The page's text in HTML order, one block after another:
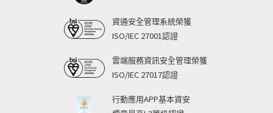
資通安全管理系統榮獲
ISO/IEC 27001認證
雲端服務資訊安全管理榮獲
ISO/IEC 27017認證
行動應用APP基本資安